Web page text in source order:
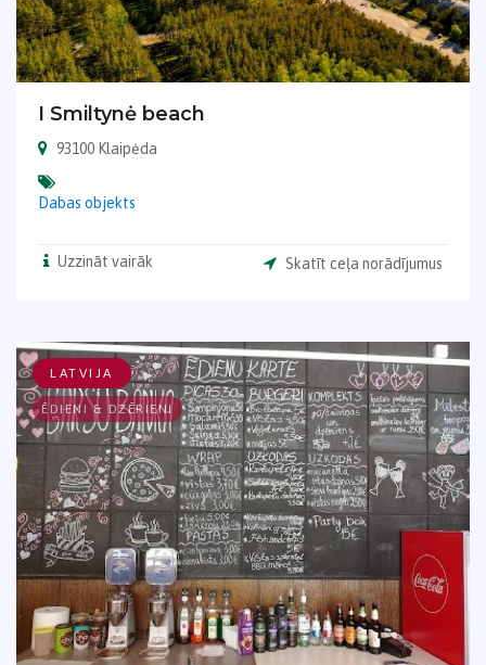
I Smiltynė beach
93100 Klaipėda
Dabas objekts
Uzzināt vairāk Skatīt ceļa norādījumus
LATVIJA
ĒDIENI & DZĒRIENI